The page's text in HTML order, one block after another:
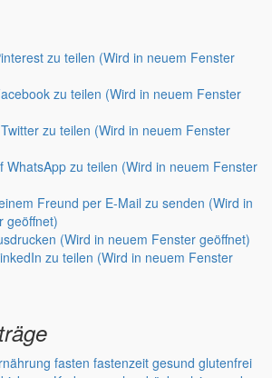
zu teilen (Wird in neuem Fenster
zu teilen (Wird in neuem Fenster
zu teilen (Wird in neuem Fenster
WhatsApp zu teilen (Wird in neuem Fenster
Freund per E-Mail zu senden (Wird in
geöffnet)
(Wird in neuem Fenster geöffnet)
zu teilen (Wird in neuem Fenster
fasten fastenzeit gesund glutenfrei